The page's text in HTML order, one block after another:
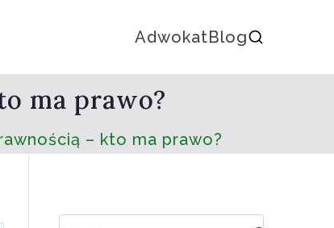
AdwokatBlog
ma prawo?
– kto ma prawo?